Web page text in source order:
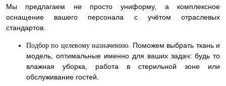
Мы предлагаем не просто униформу, а комплексное
оснащение вашего персонала с учётом отраслевых
стандартов.
Подбор по целевому назначению.
Поможем выбрать ткань и
модель, оптимальные именно для ваших задач: будь то
влажная уборка, работа в стерильной зоне или
обслуживание гостей.